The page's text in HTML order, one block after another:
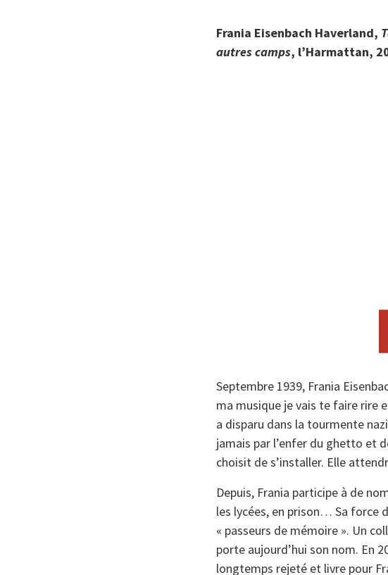
Frania Eisenbach Haverland,
autres camps, l’Harmattan,
Septembre 1939, Frania
ma musique je vais te faire rire
a disparu dans la tourmente
jamais par l’enfer du ghetto et
choisit de s’installer. Elle
Depuis, Frania participe à de
les lycées, en prison… Sa force
« passeurs de mémoire ». Un
porte aujourd’hui son nom. En
longtemps rejeté et livre pour